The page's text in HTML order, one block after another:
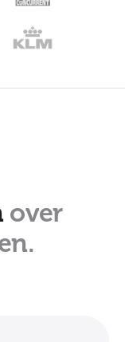
over